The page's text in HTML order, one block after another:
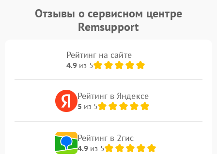
Отзывы о сервисном центре
Remsupport
Рейтинг на сайте
4.9из 5
Рейтинг в Яндексе
5 из 5
Рейтинг в 2гис
4.9из 5